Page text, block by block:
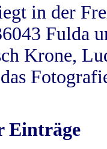
in der
Fulda
Krone,
Einträge